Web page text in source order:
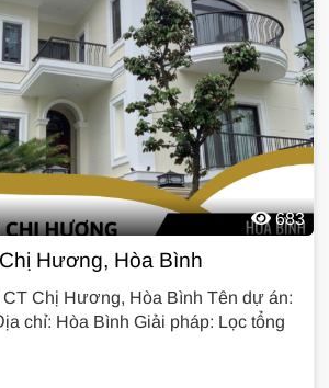
683
Hương, Hòa Bình
CT Chị Hương, Hòa Bình Tên dự án:
chỉ: Hòa Bình Giải pháp: Lọc tổng